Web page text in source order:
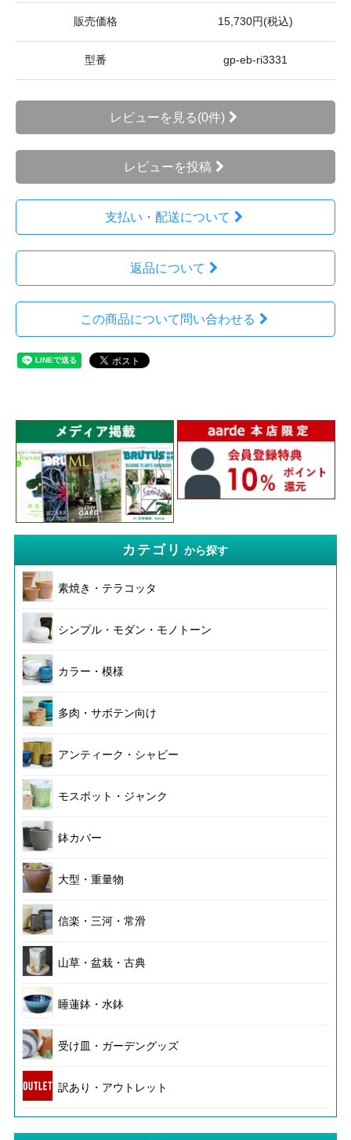
販売価格 15,730円(税込)
型番 gp-eb-ri3331
レビューを見る(0件)
レビューを投稿
支払い・配送について
返品について
この商品について問い合わせる
カテゴリ から探す
素焼き・テラコッタ
シンプル・モダン・モノトーン
カラー・模様
多肉・サボテン向け
アンティーク・シャビー
モスポット・ジャンク
鉢カバー
大型・重量物
信楽・三河・常滑
山草・盆栽・古典
睡蓮鉢・水鉢
受け皿・ガーデングッズ
訳あり・アウトレット